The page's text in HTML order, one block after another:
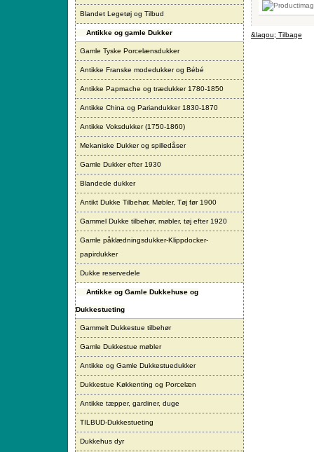
Blandet Legetøj og Tilbud
Antikke og gamle Dukker
Gamle Tyske Porcelænsdukker
Antikke Franske modedukker og Bébé
Antikke Papmache og trædukker 1780-1850
Antikke China og Pariandukker 1830-1870
Antikke Voksdukker (1750-1860)
Mekaniske Dukker og spilledåser
Gamle Dukker efter 1930
Blandede dukker
Antikt Dukke Tilbehør, Møbler, Tøj før 1900
Gammel Dukke tilbehør, møbler, tøj efter 1920
Gamle påklædningsdukker-Klippdocker-
papirdukker
Dukke reservedele
Antikke og Gamle Dukkehuse og
Dukkestueting
Gammelt Dukkestue tilbehør
Gamle Dukkestue møbler
Antikke og Gamle Dukkestuedukker
Dukkestue Køkkenting og Porcelæn
Antikke tæpper, gardiner, duge
TILBUD-Dukkestueting
Dukkehus dyr
&laqou; Tilbage